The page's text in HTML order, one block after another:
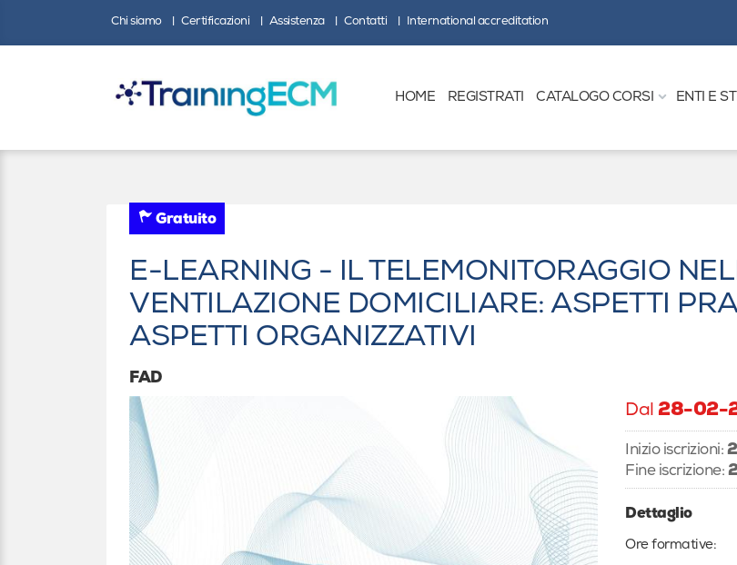
Chi siamo Certificazioni Assistenza Contatti International accreditation
HOME REGISTRATI CATALOGO CORSI ENTI E
Gratuito
E-LEARNING - IL TELEMONITORAGGIO
VENTILAZIONE DOMICILIARE: ASPETTI
ASPETTI ORGANIZZATIVI
FAD
Dal 28-02-
Inizio iscrizioni:
Fine iscrizione:
Dettaglio
Ore formative: